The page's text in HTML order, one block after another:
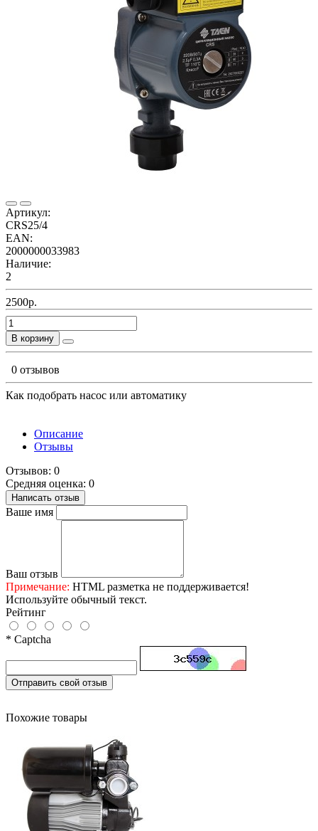
Артикул:
CRS25/4
EAN:
2000000033983
Наличие:
2
2500р.
В корзину
0 отзывов
Как подобрать насос или автоматику
Описание
Отзывы
Отзывов: 0
Средняя оценка: 0
Написать отзыв
Ваше имя
Ваш отзыв
Примечание: HTML разметка не поддерживается!
Используйте обычный текст.
Рейтинг
* Captcha
Отправить свой отзыв
Похожие товары